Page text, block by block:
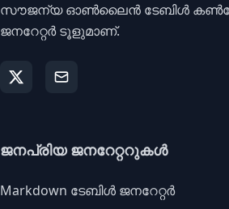
സൗജന്യ ഓൺലൈൻ ടേബിൾ
ജനറേറ്റർ ടൂളുമാണ്.
ജനപ്രിയ ജനറേറ്ററുകൾ
Markdown ടേബിൾ ജനറേറ്റർ